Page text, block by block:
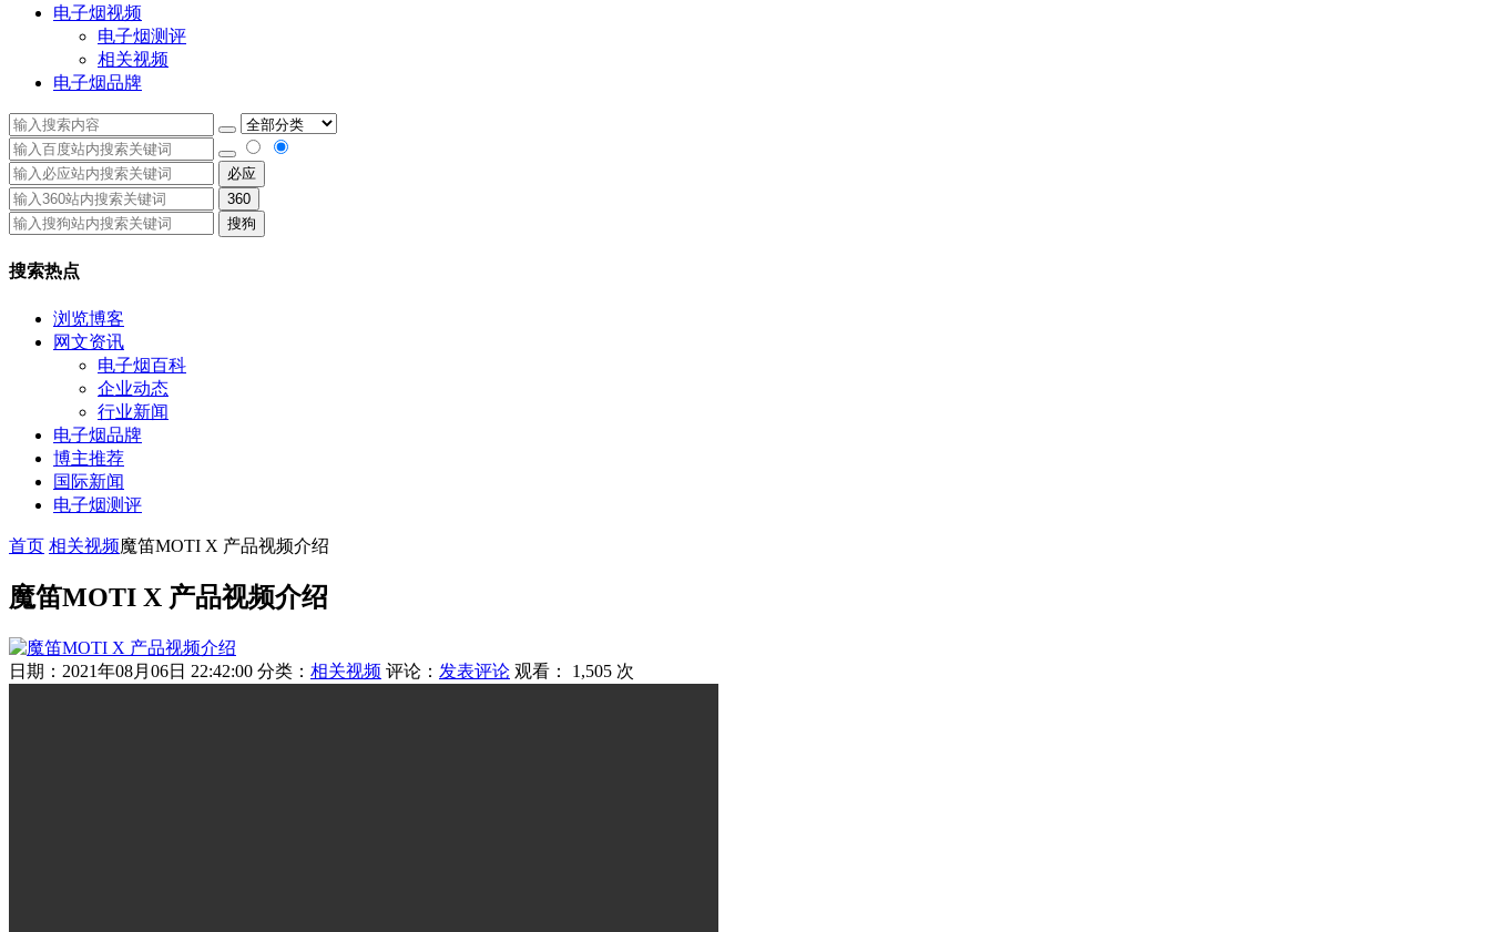
电子烟视频
电子烟测评
相关视频
电子烟品牌
必应
360
搜狗
搜索热点
浏览博客
网文资讯
电子烟百科
企业动态
行业新闻
电子烟品牌
博主推荐
国际新闻
电子烟测评
首页 相关视频魔笛MOTI X 产品视频介绍
魔笛MOTI X 产品视频介绍
日期：2021年08月06日 22:42:00 分类： 相关视频 评论： 发表评论 观看： 1,505 次